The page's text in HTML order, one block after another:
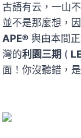
古語有云，一山
並不是那麼想，
APE® 與由本間
灣的利園三期 (
面！你沒聽錯，是